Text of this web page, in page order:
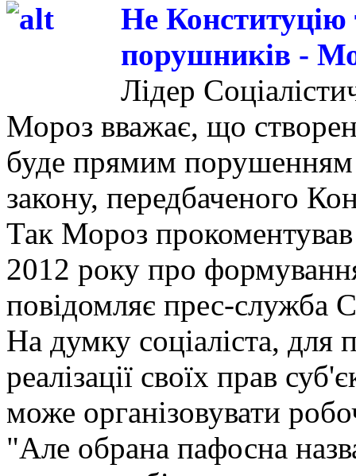
Не Конституцію
порушників -
Лідер
Мороз вважає, що
буде прямим порушенням
закону, передбаченого
Так Мороз прокоментував
2012 року про
повідомляє прес-служба
На думку соціаліста, для
реалізації своїх прав
може організовувати
"Але обрана пафосна